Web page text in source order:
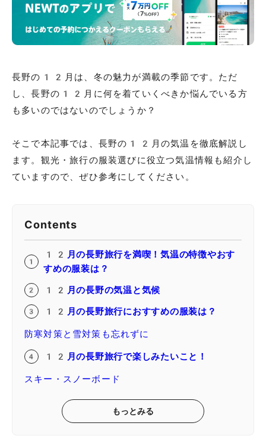
長野の12月は、冬の魅力が満載の季節です。ただ
し、長野の12月に何を着ていくべきか悩んでいる方
も多いのではないのでしょうか？
そこで本記事では、長野の12月の気温を徹底解説し
ます。観光・旅行の服装選びに役立つ気温情報も紹介し
ていますので、ぜひ参考にしてください。
Contents
12月の長野旅行を満喫！気温の特徴やおす
すめの服装は？
12月の長野の気温と気候
12月の長野旅行におすすめの服装は？
防寒対策と雪対策も忘れずに
12月の長野旅行で楽しみたいこと！
スキー・スノーボード
もっとみる